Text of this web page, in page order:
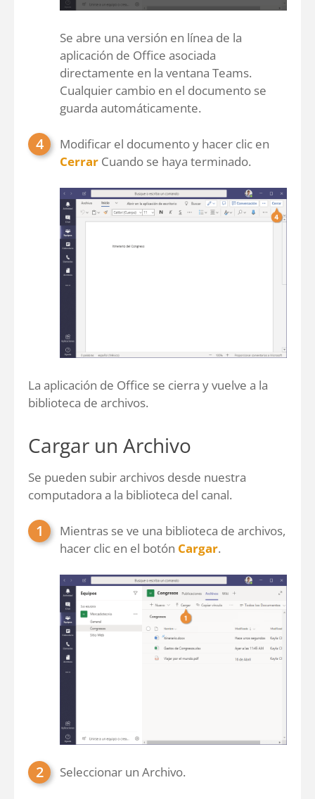
Se abre una versión en línea de la
aplicación de Office asociada
directamente en la ventana Teams.
Cualquier cambio en el documento se
guarda automáticamente.
Modificar el documento y hacer clic en
Cerrar Cuando se haya terminado.
La aplicación de Office se cierra y vuelve a la
biblioteca de archivos.
Cargar un Archivo
Se pueden subir archivos desde nuestra
computadora a la biblioteca del canal.
Mientras se ve una biblioteca de archivos,
hacer clic en el botón Cargar.
Seleccionar un Archivo.